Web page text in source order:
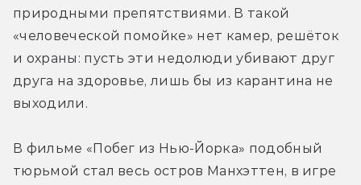
природными препятствиями. В такой
«человеческой помойке» нет камер, решёток
и охраны: пусть эти недолюди убивают друг
друга на здоровье, лишь бы из карантина не
выходили.
В фильме «Побег из Нью-Йорка» подобный
тюрьмой стал весь остров Манхэттен, в игре